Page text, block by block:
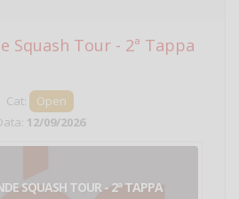
Squash Tour - 2ª Tappa
Cat:
Open
12/09/2026
SQUASH TOUR - 2ª TAPPA